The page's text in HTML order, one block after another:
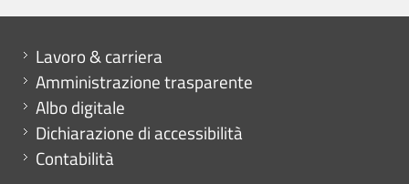
Mini menu di servizio
Lavoro & carriera
Amministrazione trasparente
Albo digitale
Dichiarazione di accessibilità
Contabilità